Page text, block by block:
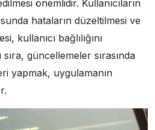
önemlidir. Kullanıcıların
hataların düzeltilmesi ve
kullanıcı bağlılığını
güncellemeler sırasında
yapmak, uygulamanın